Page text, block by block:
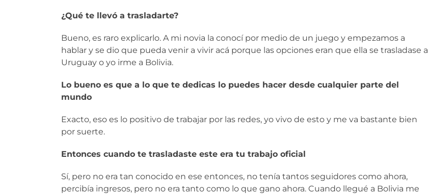
¿Qué te llevó a trasladarte?
Bueno, es raro explicarlo. A mi novia la conocí por medio de un juego y empezamos a
hablar y se dio que pueda venir a vivir acá porque las opciones eran que ella se trasladase a
Uruguay o yo irme a Bolivia.
Lo bueno es que a lo que te dedicas lo puedes hacer desde cualquier parte del
mundo
Exacto, eso es lo positivo de trabajar por las redes, yo vivo de esto y me va bastante bien
por suerte.
Entonces cuando te trasladaste este era tu trabajo oficial
Sí, pero no era tan conocido en ese entonces, no tenía tantos seguidores como ahora,
percibía ingresos, pero no era tanto como lo que gano ahora. Cuando llegué a Bolivia me